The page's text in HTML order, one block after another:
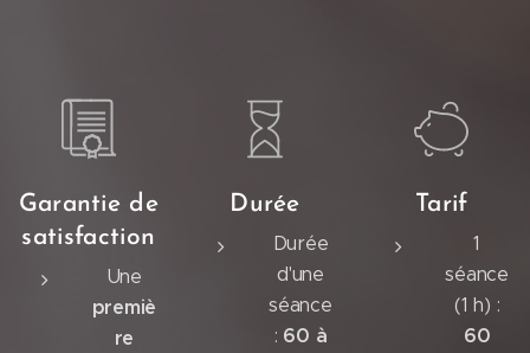
Garantie de
satisfaction
Une
premiè
re
Durée
Durée
d'une
séance
: 60 à
Tarif
1
séance
(1 h) :
60